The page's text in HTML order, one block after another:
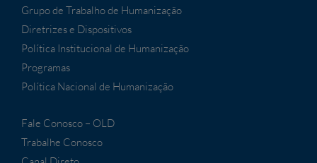
Grupo de Trabalho de Humanização
Diretrizes e Dispositivos
Política Institucional de Humanização
Programas
Política Nacional de Humanização
Fale Conosco – OLD
Trabalhe Conosco